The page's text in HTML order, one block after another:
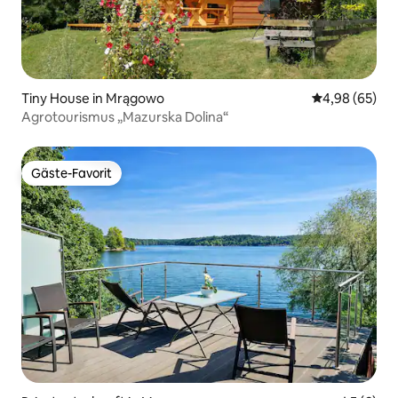
Tiny House in Mrągowo
4,98 (65)
Agrotourismus „Mazurska Dolina“
Gäste-Favorit
Gäste-Favorit